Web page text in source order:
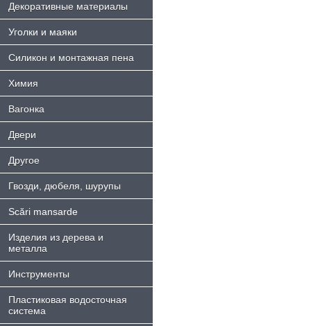
Декоративные материалы
Уголки и маяки
Силикон и монтажная пена
Химия
Bагонка
Двери
Другое
Гвозди, дюбеля, шурупы
Scări mansarde
Изделия из дерева и
металла
Инструменты
Пластиковая водосточная
система